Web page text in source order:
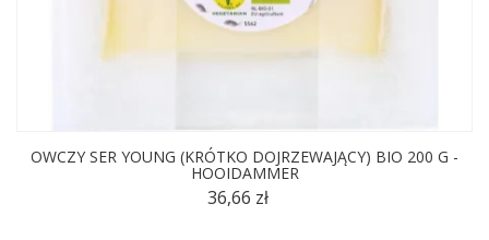
OWCZY SER YOUNG (KRÓTKO DOJRZEWAJĄCY) BIO 200 G -
HOOIDAMMER
36,66 zł